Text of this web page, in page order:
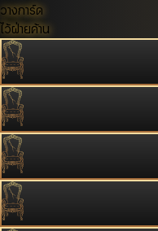
วางการ์ด
ไว้ฝ่ายค้าน